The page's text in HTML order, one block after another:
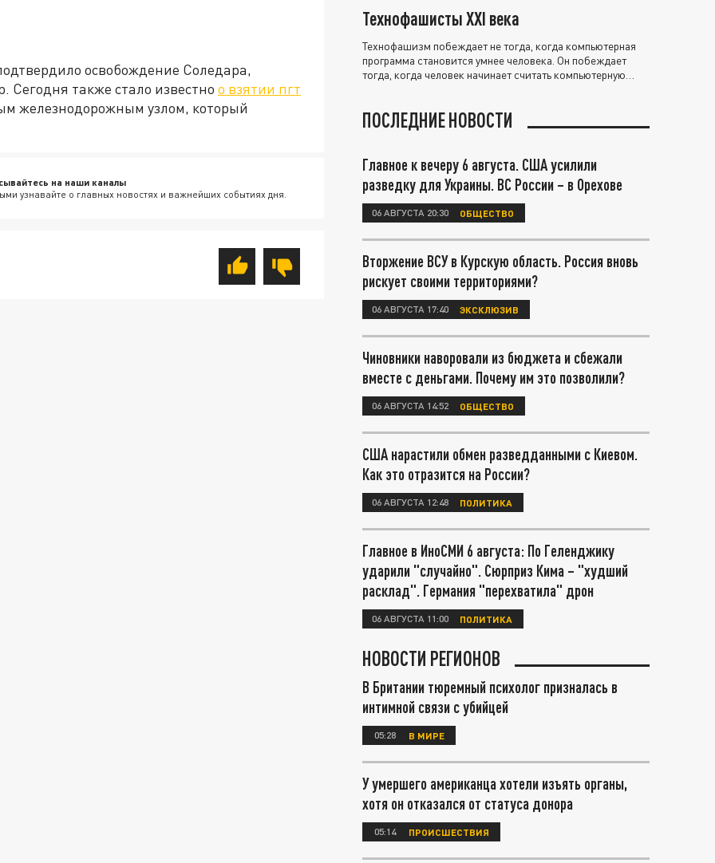
освобождение Соледара,
также стало известно о взятии пгт
железнодорожным узлом, который
на наши каналы
узнавайте о главных новостях и важнейших событиях дня.
Технофашисты XXI века
Технофашизм побеждает не тогда, когда компьютерная
программа становится умнее человека. Он побеждает
тогда, когда человек начинает считать компьютерную
ПОСЛЕДНИЕ НОВОСТИ
Главное к вечеру 6 августа. США усилили
разведку для Украины. ВС России – в Орехове
06 АВГУСТА 20:30 ОБЩЕСТВО
Вторжение ВСУ в Курскую область. Россия вновь
рискует своими территориями?
06 АВГУСТА 17:40 ЭКСКЛЮЗИВ
Чиновники наворовали из бюджета и сбежали
вместе с деньгами. Почему им это позволили?
06 АВГУСТА 14:52 ОБЩЕСТВО
США нарастили обмен разведданными с Киевом.
Как это отразится на России?
06 АВГУСТА 12:48 ПОЛИТИКА
Главное в ИноСМИ 6 августа: По Геленджику
ударили "случайно". Сюрприз Кима – "худший
расклад". Германия "перехватила" дрон
06 АВГУСТА 11:00 ПОЛИТИКА
НОВОСТИ РЕГИОНОВ
В Британии тюремный психолог призналась в
интимной связи с убийцей
05:28 В МИРЕ
У умершего американца хотели изъять органы,
хотя он отказался от статуса донора
05:14 ПРОИСШЕСТВИЯ